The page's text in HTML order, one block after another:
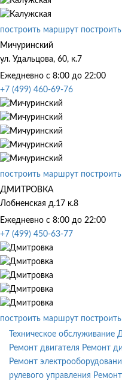
построить маршрут
Мичуринский
ул. Удальцова, 60, к.7
Ежедневно с 8:00 до 22:00
+7 (499) 460-69-76
построить маршрут
ДМИТРОВКА
Лобненская д.17 к.8
Ежедневно с 8:00 до 22:00
+7 (499) 450-63-77
построить маршрут
Техническое обслуживание
Ремонт двигателя Ремонт
Ремонт
рулевого управления